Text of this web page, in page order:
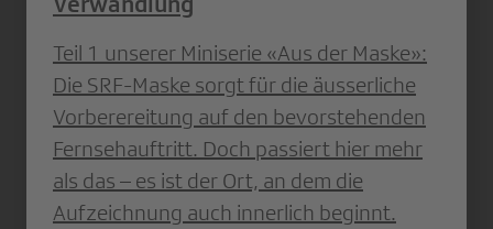
Teil 1 unserer Miniserie «Aus der Maske»:
Die SRF-Maske sorgt für die äusserliche
Vorberereitung auf den bevorstehenden
Fernsehauftritt. Doch passiert hier mehr
als das – es ist der Ort, an dem die
Aufzeichnung auch innerlich beginnt.